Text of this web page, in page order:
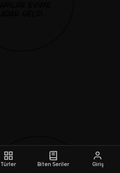
Türler Biten Seriler Giriş